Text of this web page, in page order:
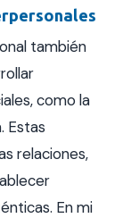
también
como la
Estas
relaciones,
En mi